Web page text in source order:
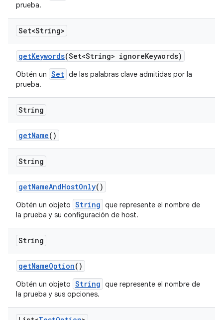
prueba.
Set<String>
getKeywords(Set<String> ignoreKeywords)
Obtén un Set de las palabras clave admitidas por la
prueba.
String
getName()
String
getNameAndHostOnly()
Obtén un objeto String que represente el nombre de
la prueba y su configuración de host.
String
getNameOption()
Obtén un objeto String que represente el nombre de
la prueba y sus opciones.